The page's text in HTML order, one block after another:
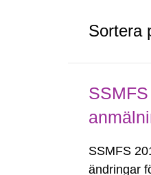
Sortera
SSMFS
ändringar